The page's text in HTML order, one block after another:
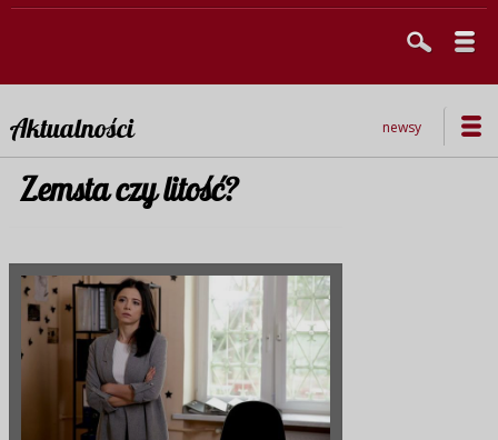
Aktualności newsy
Zemsta czy litość?